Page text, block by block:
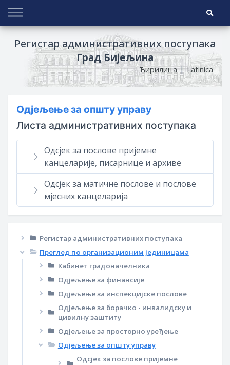
Регистар административних поступака
Град Бијељина
Ћирилица |Latinica
Одјељење за општу управу
Листа административних поступака
Одсјек за послове пријемне
канцеларије, писарнице и архиве
Одсјек за матичне послове и послове
мјесних канцеларија
Регистар административних поступака
Преглед по организационим јединицама
Кабинет градоначелника
Одјељење за финансије
Одјељење за инспекцијске послове
Одјељење за борачко - инвалидску и
цивилну заштиту
Одјељење за просторно уређење
Одјељење за општу управу
Одсјек за послове пријемне